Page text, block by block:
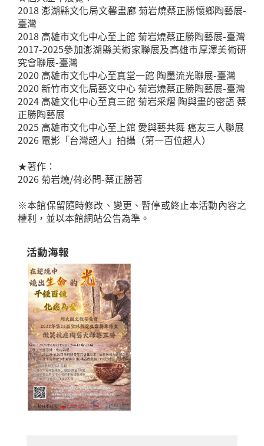
2018 澎湖縣文化局文馨畫廊 菊岩燒蔡正勝懷鄉陶藝展-
臺灣
2018 高雄市文化中心至上館 菊岩燒蔡正勝陶藝展-臺灣
2017-2025參加澎湖縣美術家聯展及高雄市厚澤美術研
究會聯展-臺灣
2020 高雄市文化中心至真堂一館 陶墨流光聯展-臺灣
2020 新竹市文化局藝文中心 菊岩燒蔡正勝陶藝展-臺灣
2024 高雄文化中心至真三館 菊岩采熠 陶與畫的密語 蔡
正勝陶藝展
2025 高雄市文化中心至上舘 愛與藝共舞 癌友三人聯展
2026 電影「台灣超人」拍攝（第一百位超人）
★著作：
2026 菊岩燒/荷必問-蔡正勝著
※本館保留隨時修改、變更、暫停或終止本活動內容之
權利，並以本館網站公告為準。
活動海報